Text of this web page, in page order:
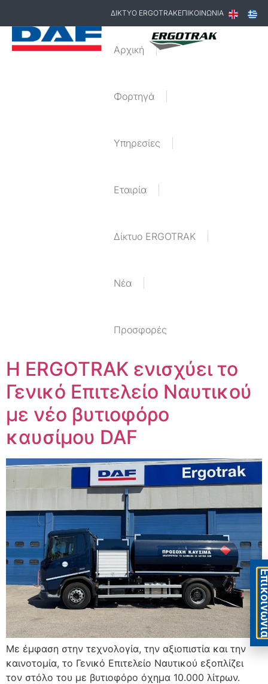
ΔΙΚΤΥΟ ERGOTRAKΕΠΙΚΟΙΝΩΝΙΑ
Αρχική
Φορτηγά
Υπηρεσίες
Εταιρία
Δίκτυο ERGOTRAK
Nέα
Προσφορές
Η ERGOTRAK ενισχύει το
Γενικό Επιτελείο Ναυτικού
με νέο βυτιοφόρο
καυσίμου DAF
Με έμφαση στην τεχνολογία, την αξιοπιστία και την
καινοτομία, το Γενικό Επιτελείο Ναυτικού εξοπλίζει
τον στόλο του με βυτιοφόρο όχημα 10.000 λίτρων.